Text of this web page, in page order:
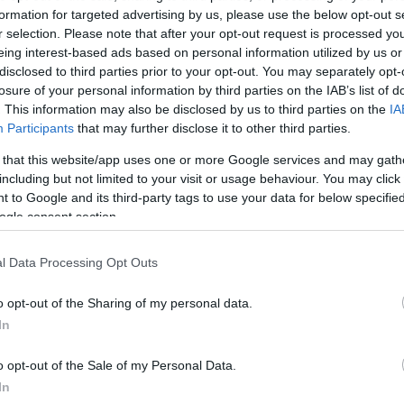
for targeted advertising by us, please use the below opt-out
selection. Please note that after your opt-out request is processed
interest-based ads based on personal information utilized by us
to third parties prior to your opt-out. You may separately
of your personal information by third parties on the IAB’s list of
This information may also be disclosed by us to third parties on the
Participants that may further disclose it to other third parties.
that this website/app uses one or more Google services and may
but not limited to your visit or usage behaviour. You may
to Google and its third-party tags to use your data for below
consent section.
Data Processing Opt Outs
opt-out of the Sharing of my personal data.
opt-out of the Sale of my Personal Data.
που περιήλθε στο Associated Press,ο
Technologies– μιας εταιρείας που χτίστηκε με
συνεργάστηκε με το Ισραήλ και παρομοιάζεται με
ελέγχει την εποχή μας – θα εστιάσει στον
διδασκαλίας που εμφανίζεται για να
πριν από τη Δευτέρα Παρουσία.
του Τιλ «στο κατώφλι» του Βατικανού έχει
κυρίως λόγω της ιδεολογικής απόστασης που τον
Λέοντα. Δύο καθολικοί θεσμοί έχουν ήδη
από τη διοργάνωση.
ΔΙΑΦΗΜΙΣΗ